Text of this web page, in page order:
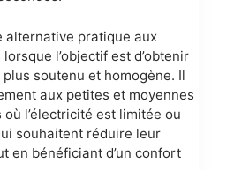
alternative pratique aux
l’objectif est d’obtenir
soutenu et homogène. Il
aux petites et moyennes
l’électricité est limitée ou
souhaitent réduire leur
en bénéficiant d’un confort